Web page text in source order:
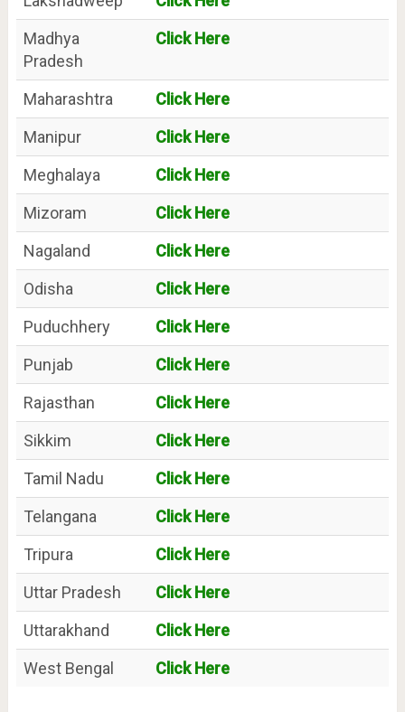
Madhya
Pradesh
Click Here
Maharashtra
Click Here
Manipur
Click Here
Meghalaya
Click Here
Mizoram
Click Here
Nagaland
Click Here
Odisha
Click Here
Puduchhery
Click Here
Punjab
Click Here
Rajasthan
Click Here
Sikkim
Click Here
Tamil Nadu
Click Here
Telangana
Click Here
Tripura
Click Here
Uttar Pradesh
Click Here
Uttarakhand
Click Here
West Bengal
Click Here